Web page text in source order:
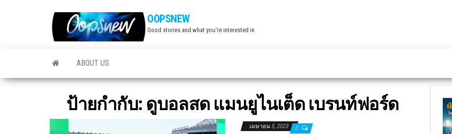
OOPSNEW
Good stories and what you're interested in
ABOUT US
ป้ายกำกับ: ดูบอลสด แมนยูไนเต็ด เบรนท์ฟอร์ด
เมษายน 5, 2023 0